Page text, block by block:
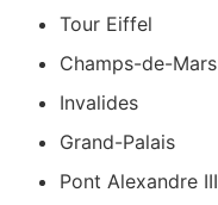
Tour Eiffel
Champs-de-Mars
Invalides
Grand-Palais
Pont Alexandre III